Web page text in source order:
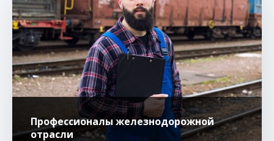
Профессионалы железнодорожной
отрасли